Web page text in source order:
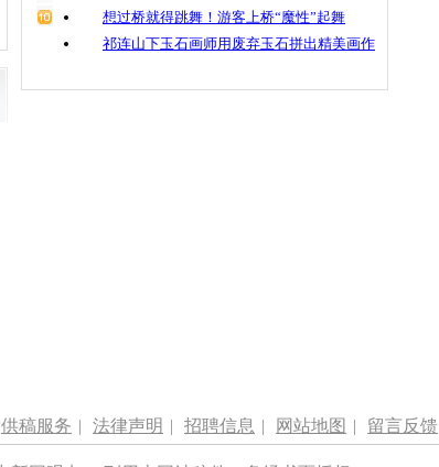
想过桥就得跳舞！游客上桥“魔性”起舞
祁连山下玉石画师用废弃玉石拼出精美画作
供稿服务 | 法律声明 | 招聘信息 | 网站地图 | 留言反馈